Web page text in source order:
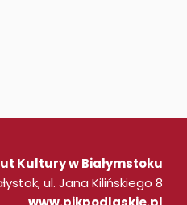
Kultury w Białymstoku
ul. Jana Kilińskiego 8